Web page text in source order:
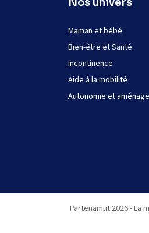
Maman et bébé
Bien-être et Santé
Incontinence
Aide à la mobilité
Autonomie et
Partenamut 2026 - La